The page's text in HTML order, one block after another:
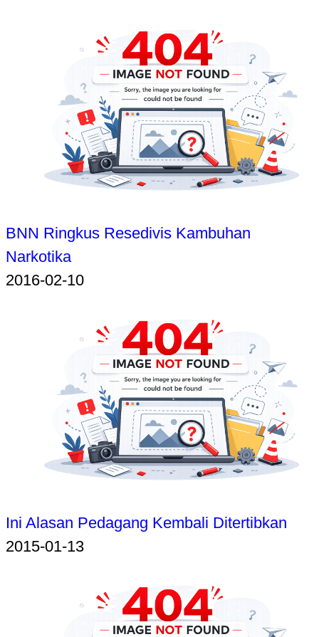
BNN Ringkus Resedivis Kambuhan
Narkotika
2016-02-10
Ini Alasan Pedagang Kembali Ditertibkan
2015-01-13